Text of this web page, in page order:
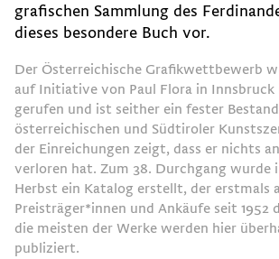
grafischen Sammlung des
dieses besondere Buch vor.
Der Österreichische Grafikwettbewerb
auf Initiative von Paul Flora in Innsbruck
gerufen und ist seither ein fester
österreichischen und Südtiroler
der Einreichungen zeigt, dass er nichts
verloren hat. Zum 38. Durchgang wurde
Herbst ein Katalog erstellt, der erstmals
Preisträger*innen und Ankäufe seit 1952
die meisten der Werke werden hier
publiziert.